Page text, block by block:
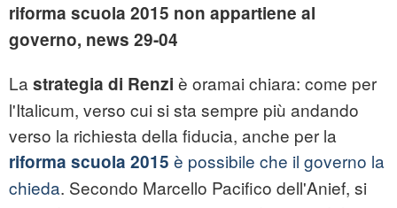
riforma scuola 2015 non appartiene al
governo, news 29-04
La strategia di Renzi è oramai chiara: come per
l'Italicum, verso cui si sta sempre più andando
verso la richiesta della fiducia, anche per la
riforma scuola 2015 è possibile che il governo la
chieda. Secondo Marcello Pacifico dell'Anief, si